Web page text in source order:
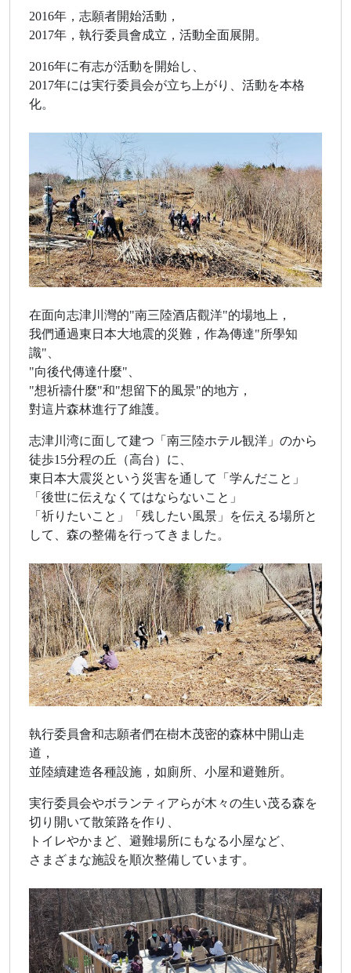
2016年，志願者開始活動，
2017年，執行委員會成立，活動全面展開。
2016年に有志が活動を開始し、
2017年には実行委員会が立ち上がり、活動を本格
化。
在面向志津川灣的"南三陸酒店觀洋"的場地上，
我們通過東日本大地震的災難，作為傳達"所學知
識"、
"向後代傳達什麼"、
"想祈禱什麼"和"想留下的風景"的地方，
對這片森林進行了維護。
志津川湾に面して建つ「南三陸ホテル観洋」のから
徒歩15分程の丘（高台）に、
東日本大震災という災害を通して「学んだこと」
「後世に伝えなくてはならないこと」
「祈りたいこと」「残したい風景」を伝える場所と
して、森の整備を行ってきました。
執行委員會和志願者們在樹木茂密的森林中開山走
道，
並陸續建造各種設施，如廁所、小屋和避難所。
実行委員会やボランティアらが木々の生い茂る森を
切り開いて散策路を作り、
トイレやかまど、避難場所にもなる小屋など、
さまざまな施設を順次整備しています。